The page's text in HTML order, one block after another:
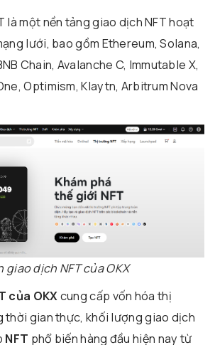
là một nền tảng giao dịch NFT hoạt
lưới, bao gồm Ethereum, Solana,
Chain, Avalanche C, Immutable X,
Optimism, Klaytn, Arbitrum Nova
giao dịch NFT của OKX
của OKXcung cấp vốn hóa thị
thời gian thực, khối lượng giao dịch
NFT phổ biến hàng đầu hiện nay từ